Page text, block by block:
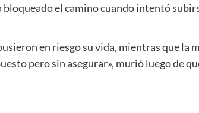
el camino cuando intentó
en riesgo su vida, mientras que la
pero sin asegurar», murió luego de